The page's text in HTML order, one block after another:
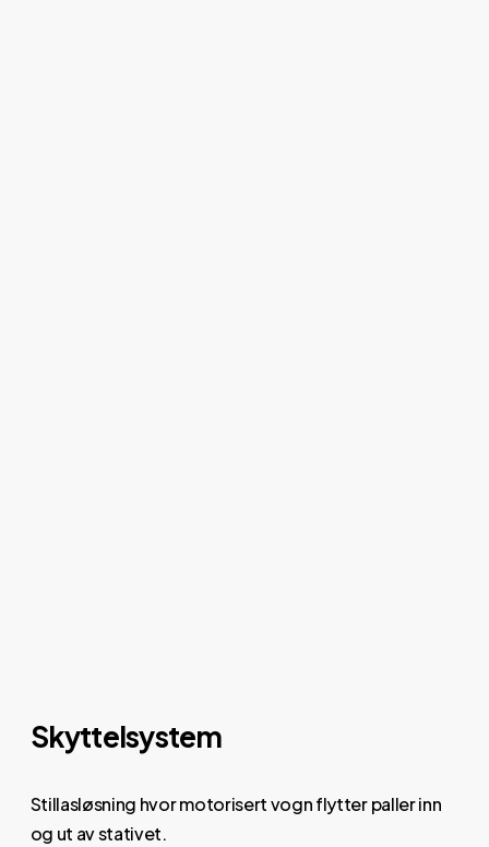
Skyttelsystem
Stillasløsning hvor motorisert vogn flytter paller inn
og ut av stativet.